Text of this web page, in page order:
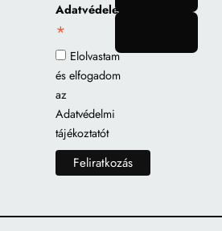
Adatvédelem
*
Elolvastam
és elfogadom
az
Adatvédelmi
tájékoztatót